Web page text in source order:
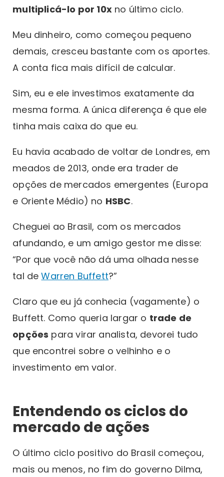
multiplicá-lo por 10xno último ciclo.
Meu dinheiro, como começou pequeno
demais, cresceu bastante com os aportes.
A conta fica mais difícil de calcular.
Sim, eu e ele investimos exatamente da
mesma forma. A única diferença é que ele
tinha mais caixa do que eu.
Eu havia acabado de voltar de Londres, em
meados de 2013, onde era trader de
opções de mercados emergentes (Europa
e Oriente Médio) no HSBC.
Cheguei ao Brasil, com os mercados
afundando, e um amigo gestor me disse:
“Por que você não dá uma olhada nesse
tal deWarren Buffett?”
Claro que eu já conhecia (vagamente) o
Buffett. Como queria largar o trade de
opções para virar analista, devorei tudo
que encontrei sobre o velhinho e o
investimento em valor.
Entendendo os ciclos do
mercado de ações
O último ciclo positivo do Brasil começou,
mais ou menos, no fim do governo Dilma,